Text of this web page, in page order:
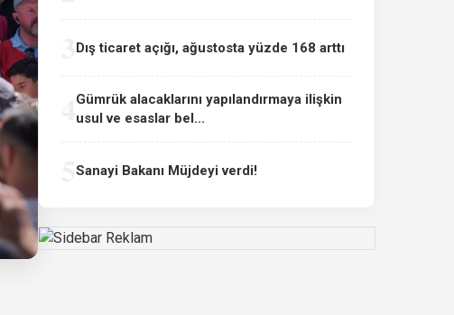
Dış ticaret açığı, ağustosta yüzde 168 arttı
Gümrük alacaklarını yapılandırmaya ilişkin
usul ve esaslar bel...
Sanayi Bakanı Müjdeyi verdi!